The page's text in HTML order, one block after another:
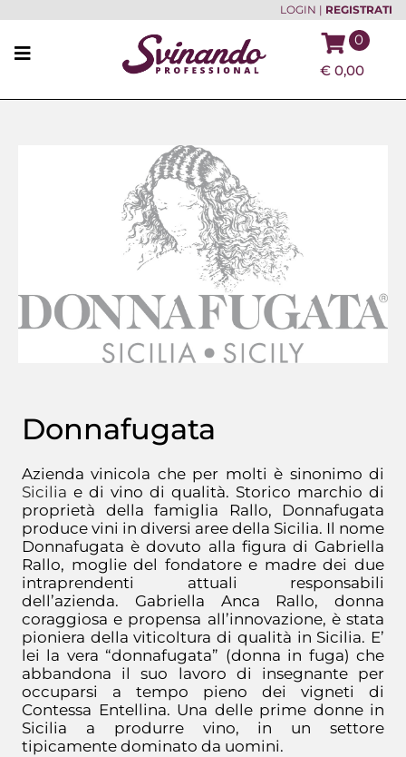
LOGIN | REGISTRATI
0
€ 0,00
Donnafugata
Azienda vinicola che per molti è sinonimo di
Sicilia e di vino di qualità. Storico marchio di
proprietà della famiglia Rallo, Donnafugata
produce vini in diversi aree della Sicilia. Il nome
Donnafugata è dovuto alla figura di Gabriella
Rallo, moglie del fondatore e madre dei due
intraprendenti attuali responsabili
dell’azienda. Gabriella Anca Rallo, donna
coraggiosa e propensa all’innovazione, è stata
pioniera della viticoltura di qualità in Sicilia. E’
lei la vera “donnafugata” (donna in fuga) che
abbandona il suo lavoro di insegnante per
occuparsi a tempo pieno dei vigneti di
Contessa Entellina. Una delle prime donne in
Sicilia a produrre vino, in un settore
tipicamente dominato da uomini.